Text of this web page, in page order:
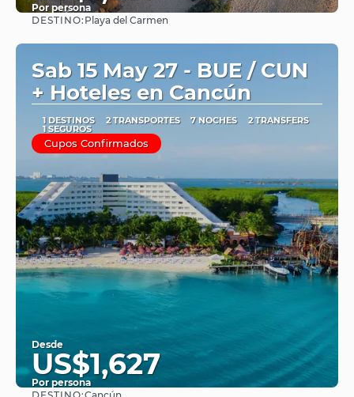
Por persona
DESTINO: Playa del Carmen
Sab 15 May 27 - BUE / CUN
+ Hoteles en Cancún
1 DESTINOS 2 TRANSPORTES 7 NOCHES 2 TRANSFERS
1 SEGUROS
Cupos Confirmados
Desde
US$1,627
Por persona
DESTINO: